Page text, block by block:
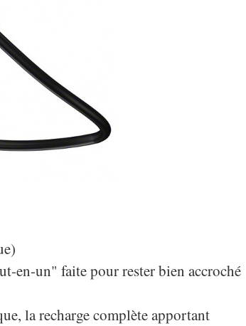
en-un" faite pour rester bien accroché
la recharge complète apportant